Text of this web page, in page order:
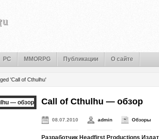
PC MMORPG Публикации О сайте
'Call of Cthulhu'
Call of Cthulhu — обзор
08.07.2010 admin Обзоры
Разработчик Headfirst Productions